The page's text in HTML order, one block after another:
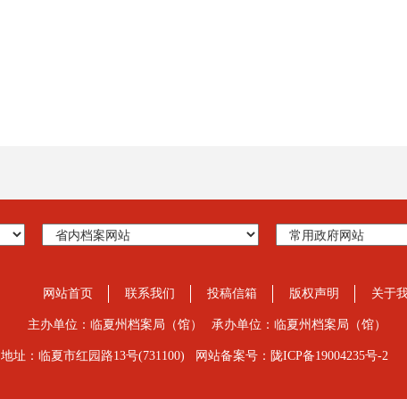
网站首页 联系我们 投稿信箱 版权声明 关于
主办单位：临夏州档案局（馆） 承办单位：临夏州档案局（馆）
地址：临夏市红园路13号(731100) 网站备案号：陇ICP备19004235号-2